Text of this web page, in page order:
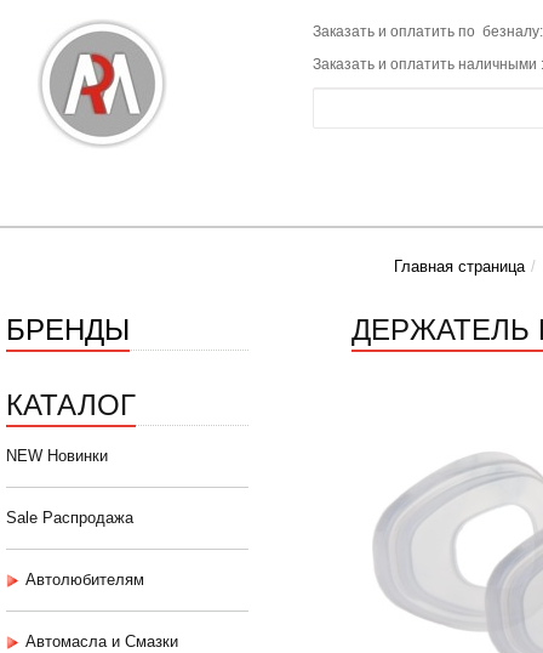
Заказать и оплатить по
Заказать и оплатить наличными
Главная страница
БРЕНДЫ
КАТАЛОГ
NEW Новинки
Sale Распродажа
Автолюбителям
Автомасла и Смазки
ДЕРЖАТЕЛЬ